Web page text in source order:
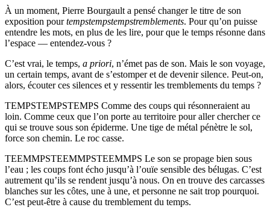
À un moment, Pierre Bourgault a pensé changer le titre de son
exposition pourtempstempstempstremblements. Pour qu’on puisse
entendre les mots, en plus de les lire, pour que le temps résonne dans
l’espace — entendez-vous ?
C’est vrai, le temps, a priori, n’émet pas de son. Mais le son voyage,
un certain temps, avant de s’estomper et de devenir silence. Peut-on,
alors, écouter ces silences et y ressentir les tremblements du temps ?
TEMPSTEMPSTEMPS Comme des coups qui résonneraient au
loin. Comme ceux que l’on porte au territoire pour aller chercher ce
qui se trouve sous son épiderme. Une tige de métal pénètre le sol,
force son chemin. Le roc casse.
TEEMMPSTEEMMPSTEEMMPS Le son se propage bien sous
l’eau ; les coups font écho jusqu’à l’ouïe sensible des bélugas. C’est
autrement qu’ils se rendent jusqu’à nous. On en trouve des carcasses
blanches sur les côtes, une à une, et personne ne sait trop pourquoi.
C’est peut-être à cause du tremblement du temps.